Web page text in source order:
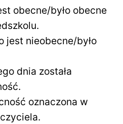
obecne/było obecne
jest nieobecne/było
dnia została
oznaczona w